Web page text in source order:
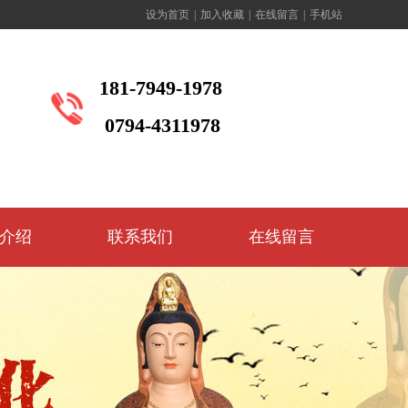
181-7949-1978
0794-4311978
设为首页 加入收藏 在线留言 手机站
绍 联系我们 在线留言